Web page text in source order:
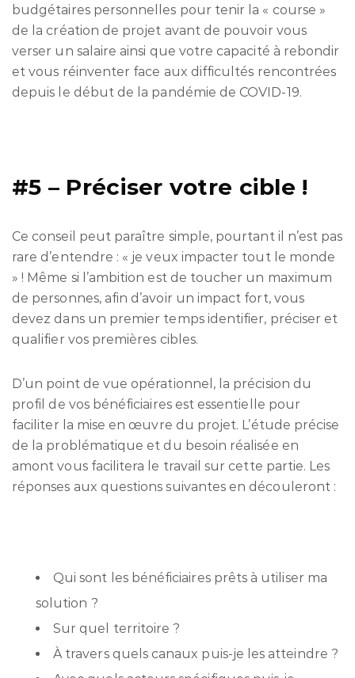
budgétaires personnelles pour tenir la « course »
de la création de projet avant de pouvoir vous
verser un salaire ainsi que votre capacité à rebondir
et vous réinventer face aux difficultés rencontrées
depuis le début de la pandémie de COVID-19.
#5 – Préciser votre cible !
Ce conseil peut paraître simple, pourtant il n’est pas
rare d’entendre : « je veux impacter tout le monde
» ! Même si l’ambition est de toucher un maximum
de personnes, afin d’avoir un impact fort, vous
devez dans un premier temps identifier, préciser et
qualifier vos premières cibles.
D’un point de vue opérationnel, la précision du
profil de vos bénéficiaires est essentielle pour
faciliter la mise en œuvre du projet. L’étude précise
de la problématique et du besoin réalisée en
amont vous facilitera le travail sur cette partie. Les
réponses aux questions suivantes en découleront :
Qui sont les bénéficiaires prêts à utiliser ma
solution ?
Sur quel territoire ?
À travers quels canaux puis-je les atteindre ?